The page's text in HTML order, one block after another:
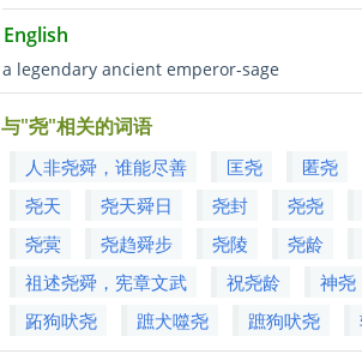
English
a legendary ancient emperor-sage
与"尧"相关的词语
人非尧舜，谁能尽善 匡尧 匿尧
尧天
尧天舜日 尧封 尧尧
尧蓂
尧趋舜步 尧陵 尧龄
祖述尧舜，宪章文武
祝尧龄 神尧
跖狗吠尧
蹠犬噬尧 蹠狗吠尧